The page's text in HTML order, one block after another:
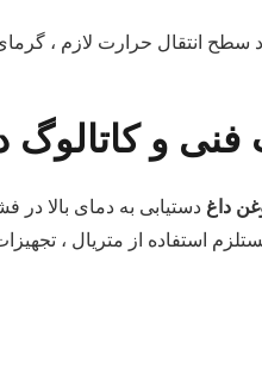
سطح انتقال حرارت لازم
و کاتالوگ
داغ
مستلزم استفاده از متریال ،